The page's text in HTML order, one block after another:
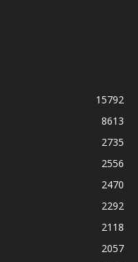
15792
8613
2735
2556
2470
2292
2118
2057